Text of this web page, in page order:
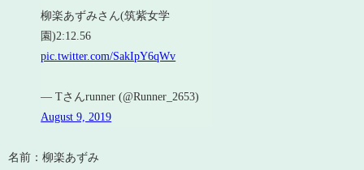
柳楽あずみさん(筑紫女学
園)2:12.56
pic.twitter.com/SakIpY6qWv
— Tさんrunner (@Runner_2653)
August 9, 2019
名前：柳楽あずみ